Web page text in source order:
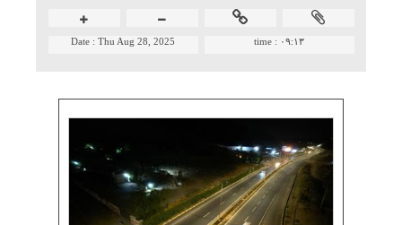
time : ۰۹:۱۳ Date :Thu Aug 28, 2025